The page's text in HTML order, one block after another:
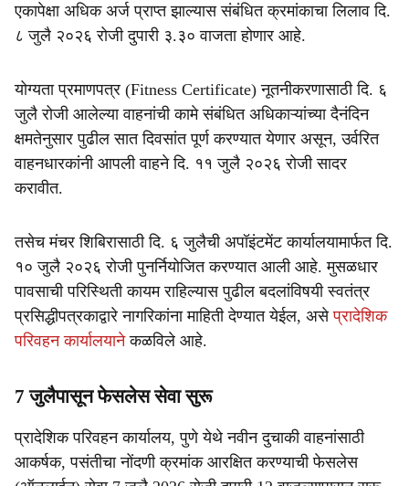
एकापेक्षा अधिक अर्ज प्राप्त झाल्यास संबंधित क्रमांकाचा लिलाव दि.
८ जुलै २०२६ रोजी दुपारी ३.३० वाजता होणार आहे.
योग्यता प्रमाणपत्र (Fitness Certificate) नूतनीकरणासाठी दि. ६
जुलै रोजी आलेल्या वाहनांची कामे संबंधित अधिकाऱ्यांच्या दैनंदिन
क्षमतेनुसार पुढील सात दिवसांत पूर्ण करण्यात येणार असून, उर्वरित
वाहनधारकांनी आपली वाहने दि. ११ जुलै २०२६ रोजी सादर
करावीत.
तसेच मंचर शिबिरासाठी दि. ६ जुलैची अपॉइंटमेंट कार्यालयामार्फत दि.
१० जुलै २०२६ रोजी पुनर्नियोजित करण्यात आली आहे. मुसळधार
पावसाची परिस्थिती कायम राहिल्यास पुढील बदलांविषयी स्वतंत्र
प्रसिद्धीपत्रकाद्वारे नागरिकांना माहिती देण्यात येईल, असेप्रादेशिक
परिवहन कार्यालयानेकळविले आहे.
7 जुलैपासून फेसलेस सेवा सुरू
प्रादेशिक परिवहन कार्यालय, पुणे येथे नवीन दुचाकी वाहनांसाठी
आकर्षक, पसंतीचा नोंदणी क्रमांक आरक्षित करण्याची फेसलेस